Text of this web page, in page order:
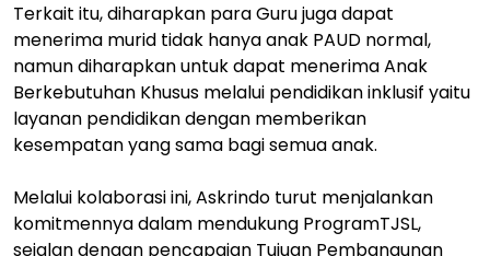
Terkait itu, diharapkan para Guru juga dapat
menerima murid tidak hanya anak PAUD normal,
namun diharapkan untuk dapat menerima Anak
Berkebutuhan Khusus melalui pendidikan inklusif yaitu
layanan pendidikan dengan memberikan
kesempatan yang sama bagi semua anak.
Melalui kolaborasi ini, Askrindo turut menjalankan
komitmennya dalam mendukung ProgramTJSL,
sejalan dengan pencapaian Tujuan Pembangunan